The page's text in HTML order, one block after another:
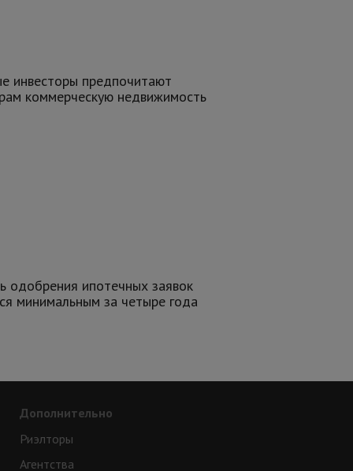
инвесторы предпочитают
коммерческую недвижимость
одобрения ипотечных заявок
минимальным за четыре года
Дополнительно
Риэлторы
Агентства